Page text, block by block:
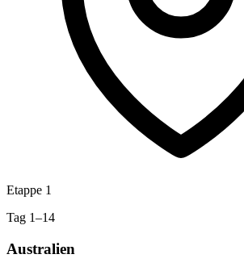
Etappe 1
Tag 1–14
Australien